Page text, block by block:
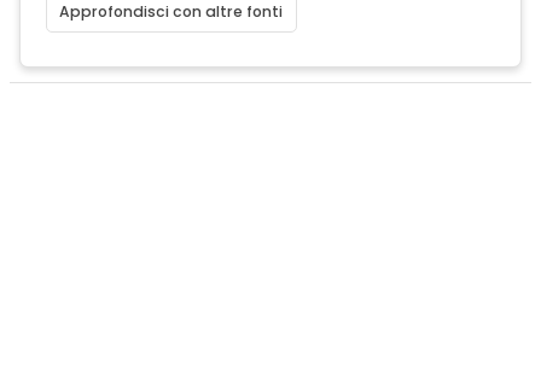
Approfondisci con altre fonti